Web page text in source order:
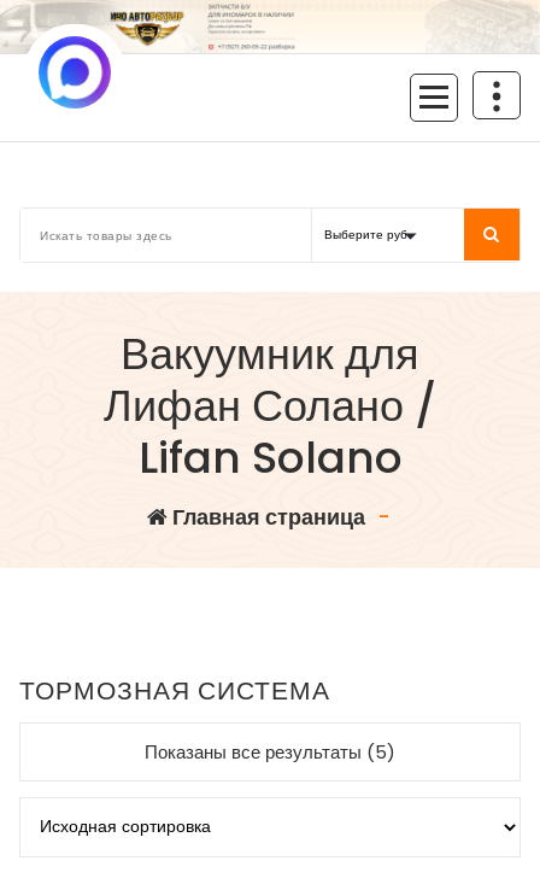
Перейти
к
содержимому
Вакуумник для
Лифан Солано /
Lifan Solano
Главная страница-
ТОРМОЗНАЯ СИСТЕМА
Показаны все результаты (5)